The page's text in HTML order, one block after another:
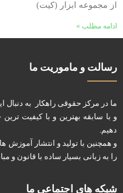
از مجموعه ابزار (کیت)
ادامه مطلب »
رسالت و ماموریت ما
ما در مرکز حقوقی راهکار به دنبال
و با سابقه بهترین و با کیفیت
دهیم.
و همچنین با تولید و انتشار آموزش
را به زبانی بسیار ساده با قانون و
شبکه های اجتماعی ما